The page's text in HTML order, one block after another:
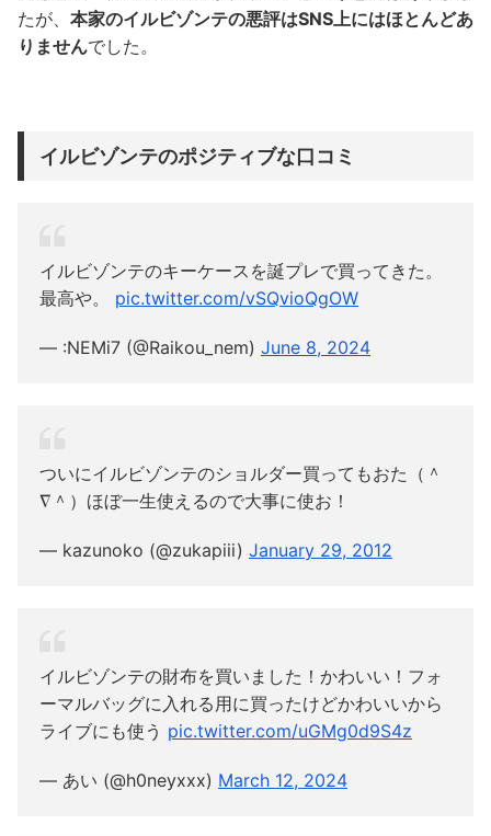
たが、 本家のイルビゾンテの悪評はSNS上にはほとんどあ
りませんでした。
イルビゾンテのポジティブな口コミ
イルビゾンテのキーケースを誕プレで買ってきた。
最高や。 pic.twitter.com/vSQvioQgOW
— :NEMi7 (@Raikou_nem) June 8, 2024
ついにイルビゾンテのショルダー買ってもおた（＾
∇＾）ほぼ一生使えるので大事に使お！
— kazunoko (@zukapiii) January 29, 2012
イルビゾンテの財布を買いました！かわいい！フォ
ーマルバッグに入れる用に買ったけどかわいいから
ライブにも使う pic.twitter.com/uGMg0d9S4z
— あい (@h0neyxxx) March 12, 2024